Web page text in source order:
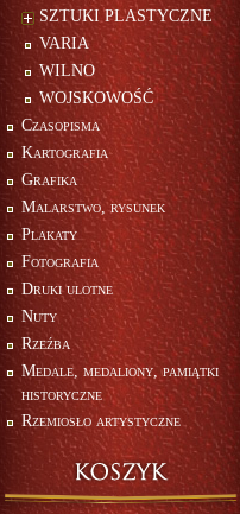
SZTUKI PLASTYCZNE
VARIA
WILNO
WOJSKOWOŚĆ
Czasopisma
Kartografia
Grafika
Malarstwo, rysunek
Plakaty
Fotografia
Druki ulotne
Nuty
Rzeźba
Medale, medaliony, pamiątki
historyczne
Rzemiosło artystyczne